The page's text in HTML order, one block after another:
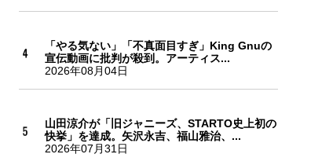
「やる気ない」「不真面目すぎ」King Gnuの
宣伝動画に批判が殺到。アーティス...
2026年08月04日
山田涼介が「旧ジャニーズ、STARTO史上初の
快挙」を達成。矢沢永吉、福山雅治、...
2026年07月31日